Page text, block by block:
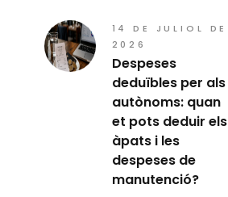
14 DE JULIOL DE
2026
Despeses
deduïbles per als
autònoms: quan
et pots deduir els
àpats i les
despeses de
manutenció?